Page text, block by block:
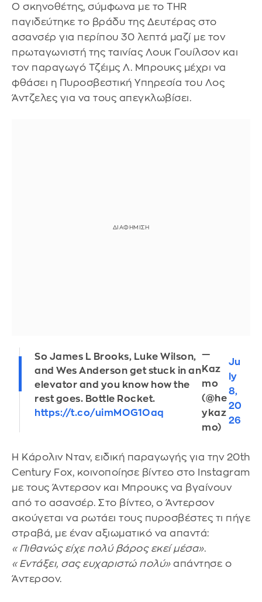
Ο σκηνοθέτης, σύμφωνα με το THR
παγιδεύτηκε το βράδυ της Δευτέρας στο
ασανσέρ για περίπου 30 λεπτά μαζί με τον
πρωταγωνιστή της ταινίας Λουκ Γουίλσον και
τον παραγωγό Τζέιμς Λ. Μπρουκς μέχρι να
φθάσει η Πυροσβεστική Υπηρεσία του Λος
Άντζελες για να τους απεγκλωβίσει.
So James L Brooks, Luke Wilson,
and Wes Anderson get stuck in an
elevator and you know how the
rest goes. Bottle Rocket.
https://t.co/uimMOG1Oaq
—
Kaz
mo
(@he
ykaz
mo)
Ju
ly
8,
20
26
Η Κάρολιν Νταν, ειδική παραγωγής για την 20th
Century Fox, κοινοποίησε βίντεο στο Instagram
με τους Άντερσον και Μπρουκς να βγαίνουν
από το ασανσέρ. Στο βίντεο, ο Άντερσον
ακούγεται να ρωτάει τους πυροσβέστες τι πήγε
στραβά, με έναν αξιωματικό να απαντά:
«Πιθανώς είχε πολύ βάρος εκεί μέσα».
«Εντάξει, σας ευχαριστώ πολύ» απάντησε ο
Άντερσον.